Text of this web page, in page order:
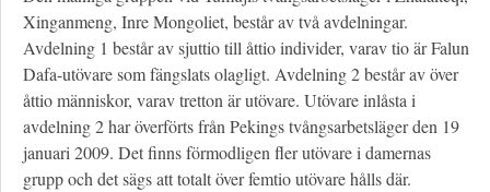
Xinganmeng, Inre Mongoliet, består av två avdelningar.
Avdelning 1 består av sjuttio till åttio individer, varav tio är Falun
Dafa-utövare som fängslats olagligt. Avdelning 2 består av över
åttio människor, varav tretton är utövare. Utövare inlåsta i
avdelning 2 har överförts från Pekings tvångsarbetsläger den 19
januari 2009. Det finns förmodligen fler utövare i damernas
grupp och det sägs att totalt över femtio utövare hålls där.